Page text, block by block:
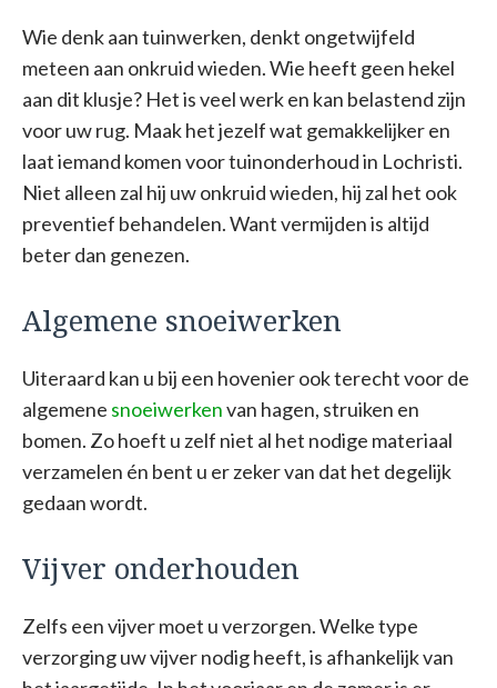
Wie denk aan tuinwerken, denkt ongetwijfeld
meteen aan onkruid wieden. Wie heeft geen hekel
aan dit klusje? Het is veel werk en kan belastend zijn
voor uw rug. Maak het jezelf wat gemakkelijker en
laat iemand komen voor tuinonderhoud in Lochristi.
Niet alleen zal hij uw onkruid wieden, hij zal het ook
preventief behandelen. Want vermijden is altijd
beter dan genezen.
Algemene snoeiwerken
Uiteraard kan u bij een hovenier ook terecht voor de
algemene snoeiwerkenvan hagen, struiken en
bomen. Zo hoeft u zelf niet al het nodige materiaal
verzamelen én bent u er zeker van dat het degelijk
gedaan wordt.
Vijver onderhouden
Zelfs een vijver moet u verzorgen. Welke type
verzorging uw vijver nodig heeft, is afhankelijk van